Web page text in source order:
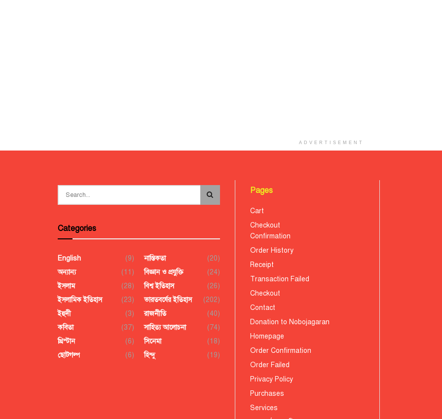
ADVERTISEMENT
Categories
English
(9)
অন্যান্য
(11)
ইসলাম
(28)
ইসলামিক ইতিহাস
(23)
ইহুদী
(3)
কবিতা
(37)
খ্রিস্টান
(6)
ছোটগল্প
(6)
নাস্তিকতা
(20)
বিজ্ঞান ও প্রযুক্তি
(24)
বিশ্ব ইতিহাস
(26)
ভারতবর্ষের ইতিহাস
(202)
রাজনীতি
(40)
সাহিত্য আলোচনা
(74)
সিনেমা
(18)
হিন্দু
(19)
Pages
Cart
Checkout
Confirmation
Order History
Receipt
Transaction Failed
Checkout
Contact
Donation to Nobojagaran
Homepage
Order Confirmation
Order Failed
Privacy Policy
Purchases
Services